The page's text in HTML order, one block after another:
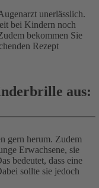
unerlässlich.
bei Kindern noch
bekommen Sie
Rezept
aus:
gern herum. Zudem
Erwachsene, sie
bedeutet, dass eine
sollte sie jedoch